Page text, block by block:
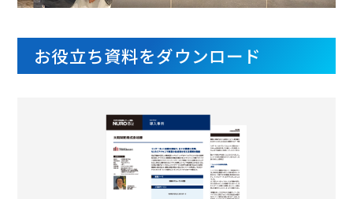
お役立ち資料をダウンロード